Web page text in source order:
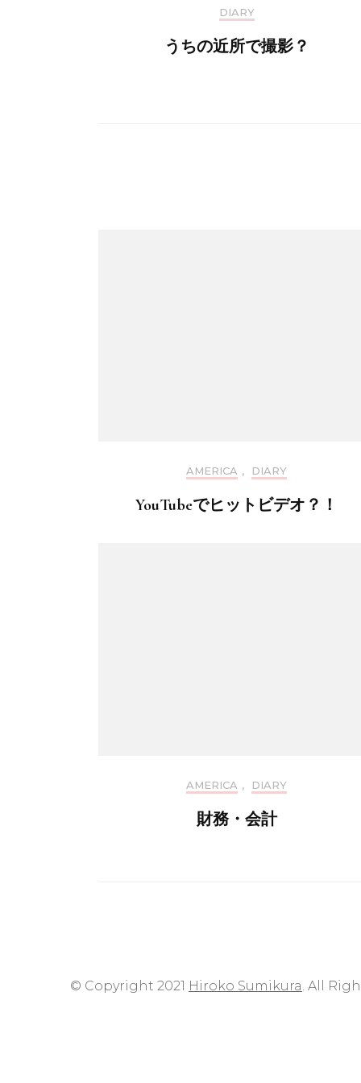
DIARY
うちの近所で撮影？
AMERICA , DIARY
YouTubeでヒットビデオ？！
AMERICA , DIARY
財務・会計
© Copyright 2021 Hiroko Sumikura. All